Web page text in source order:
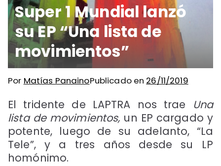
Super 1 Mundial lanzó
su EP “Una lista de
movimientos”
Por Matías PanainoPublicado en 26/11/2019
El tridente de LAPTRA nos trae Una
lista de movimientos, un EP cargado y
potente, luego de su adelanto, “La
Tele”, y a tres años desde su LP
homónimo.